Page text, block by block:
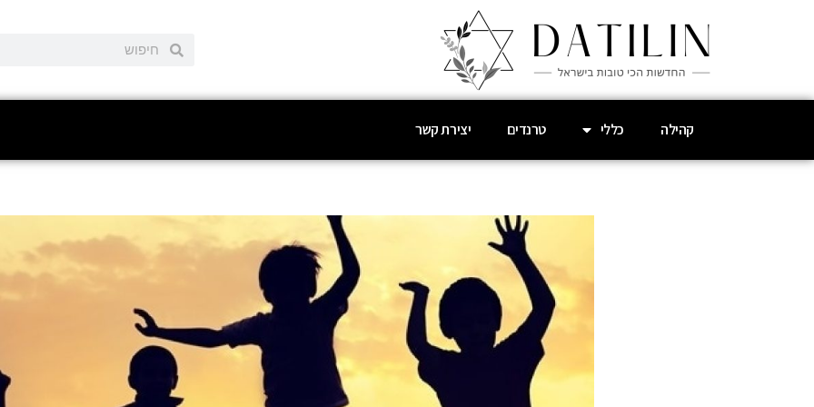
קהילה כללי טרנדים יצירת קשר